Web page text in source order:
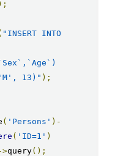
"INSERT INTO
13)" );
( 'Persons' )-
( 'ID=1' )
query();